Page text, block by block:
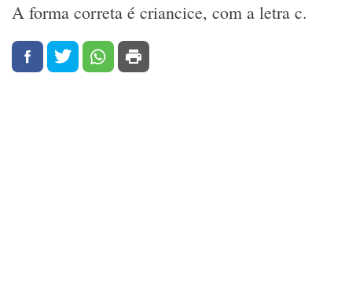
A forma correta é criancice, com a letra c.